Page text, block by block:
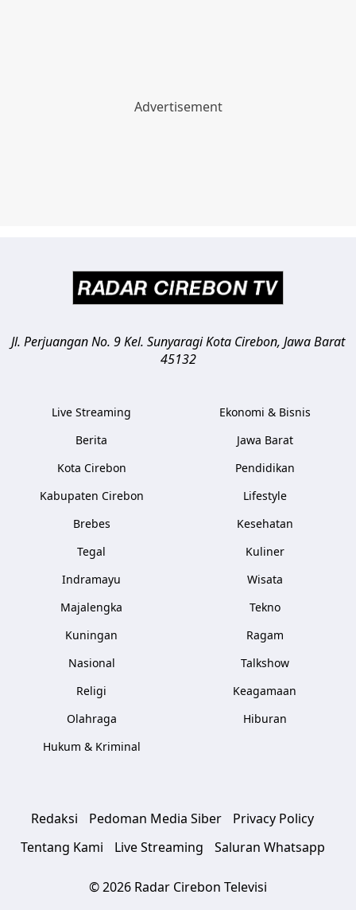
Jl. Perjuangan No. 9 Kel. SunyaragiKota Cirebon, Jawa Barat
45132
Live Streaming
Berita
Kota Cirebon
Kabupaten Cirebon
Brebes
Tegal
Indramayu
Majalengka
Kuningan
Nasional
Religi
Olahraga
Hukum & Kriminal
Ekonomi & Bisnis
Jawa Barat
Pendidikan
Lifestyle
Kesehatan
Kuliner
Wisata
Tekno
Ragam
Talkshow
Keagamaan
Hiburan
Redaksi Pedoman Media Siber
Privacy Policy
Tentang Kami
Live Streaming Saluran Whatsapp
© 2026 Radar Cirebon Televisi